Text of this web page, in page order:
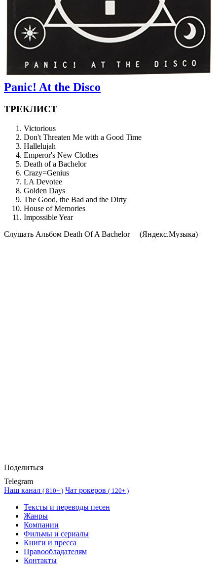
Panic! At the Disco
ТРЕКЛИСТ
Victorious
Don't Threaten Me with a Good Time
Hallelujah
Emperor's New Clothes
Death of a Bachelor
Crazy=Genius
LA Devotee
Golden Days
The Good, the Bad and the Dirty
House of Memories
Impossible Year
Cлушать Альбом Death Of A Bachelor
(Яндекс.Музыка)
Поделиться
Telegram
Наш канал ( 810+ ) Чат рокеров ( 120+ )
Тексты и переводы песен
Жанры
Компании
Фильмы и сериалы
Книги и пресса
Правообладателям
Контакты